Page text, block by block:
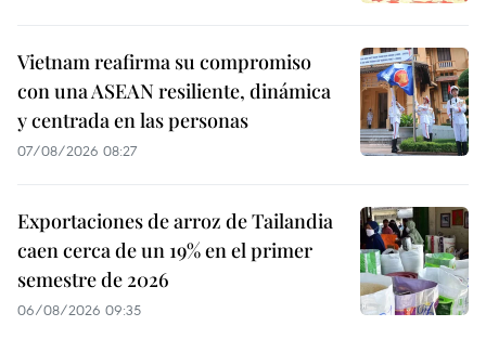
Vietnam reafirma su compromiso
con una ASEAN resiliente, dinámica
y centrada en las personas
07/08/2026 08:27
Exportaciones de arroz de Tailandia
caen cerca de un 19% en el primer
semestre de 2026
06/08/2026 09:35